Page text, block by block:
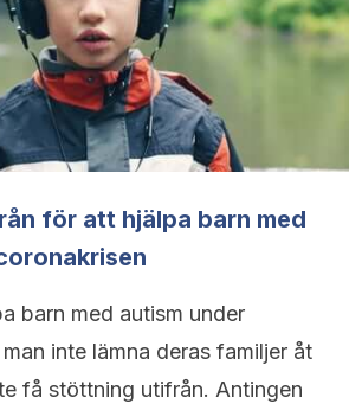
för att hjälpa barn med
barn med autism under
inte lämna deras familjer åt
få stöttning utifrån. Antingen